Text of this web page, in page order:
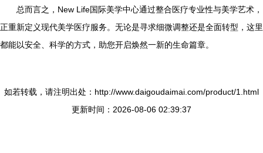
总而言之，New Life国际美学中心通过整合医疗专业性与美学艺术，
正重新定义现代美学医疗服务。无论是寻求细微调整还是全面转型，这里
都能以安全、科学的方式，助您开启焕然一新的生命篇章。
如若转载，请注明出处：http://www.daigoudaimai.com/product/1.html
更新时间：2026-08-06 02:39:37